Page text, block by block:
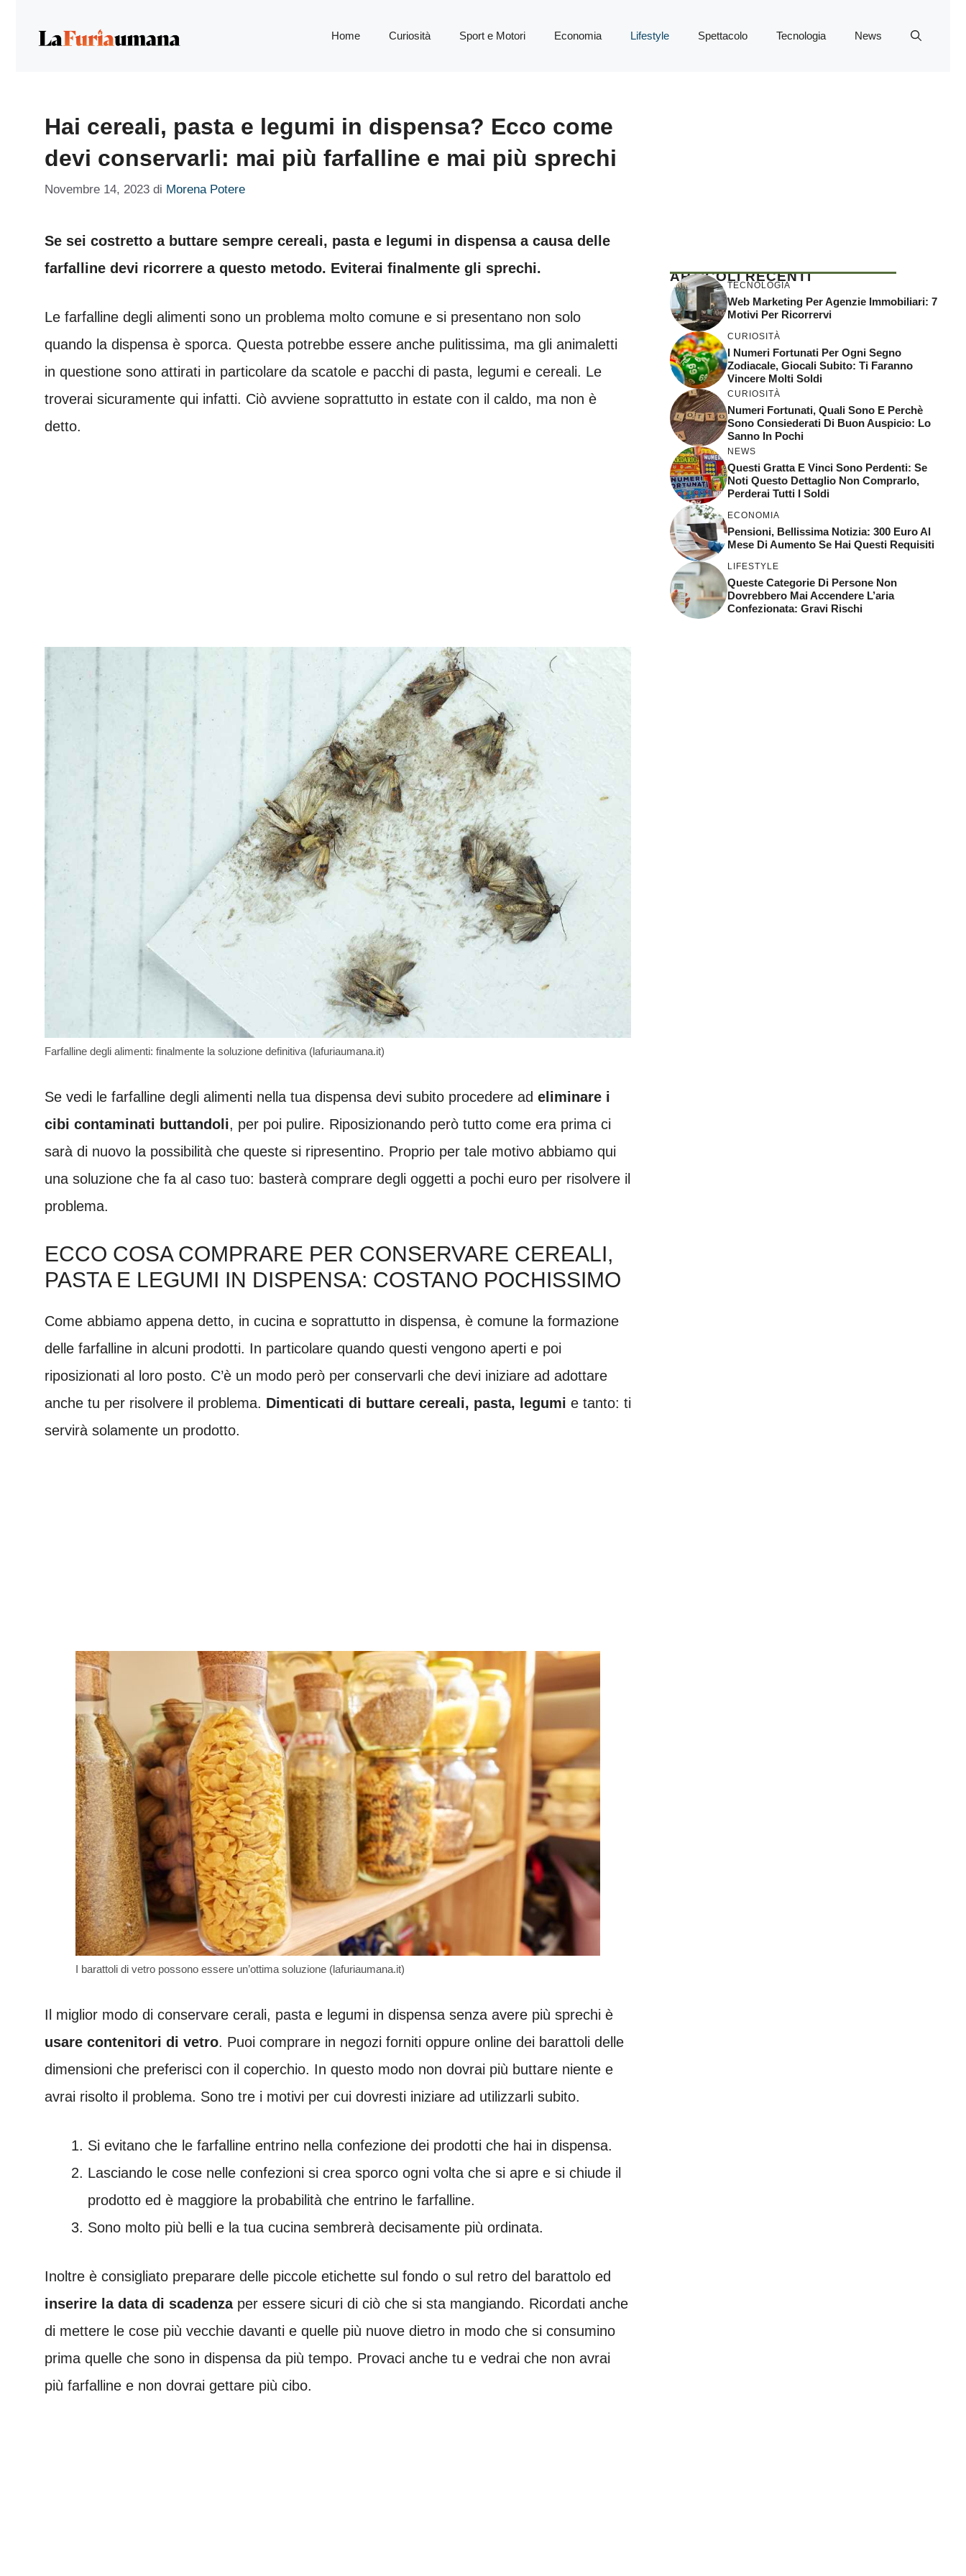
Home Curiosità Sport e Motori Economia Lifestyle Spettacolo Tecnologia News
Hai cereali, pasta e legumi in dispensa? Ecco come
devi conservarli: mai più farfalline e mai più sprechi
Novembre 14, 2023 di Morena Potere
Se sei costretto a buttare sempre cereali, pasta e legumi in dispensa a causa delle
farfalline devi ricorrere a questo metodo. Eviterai finalmente gli sprechi.
Le farfalline degli alimenti sono un problema molto comune e si presentano non solo
quando la dispensa è sporca. Questa potrebbe essere anche pulitissima, ma gli animaletti
in questione sono attirati in particolare da scatole e pacchi di pasta, legumi e cereali. Le
troverai sicuramente qui infatti. Ciò avviene soprattutto in estate con il caldo, ma non è
detto.
Farfalline degli alimenti: finalmente la soluzione definitiva (lafuriaumana.it)
Se vedi le farfalline degli alimenti nella tua dispensa devi subito procedere ad eliminare i
cibi contaminati buttandoli, per poi pulire. Riposizionando però tutto come era prima ci
sarà di nuovo la possibilità che queste si ripresentino. Proprio per tale motivo abbiamo qui
una soluzione che fa al caso tuo: basterà comprare degli oggetti a pochi euro per risolvere il
problema.
ECCO COSA COMPRARE PER CONSERVARE CEREALI,
PASTA E LEGUMI IN DISPENSA: COSTANO POCHISSIMO
Come abbiamo appena detto, in cucina e soprattutto in dispensa, è comune la formazione
delle farfalline in alcuni prodotti. In particolare quando questi vengono aperti e poi
riposizionati al loro posto. C’è un modo però per conservarli che devi iniziare ad adottare
anche tu per risolvere il problema. Dimenticati di buttare cereali, pasta, legumi e tanto: ti
servirà solamente un prodotto.
I barattoli di vetro possono essere un’ottima soluzione (lafuriaumana.it)
Il miglior modo di conservare cerali, pasta e legumi in dispensa senza avere più sprechi è
usare contenitori di vetro. Puoi comprare in negozi forniti oppure online dei barattoli delle
dimensioni che preferisci con il coperchio. In questo modo non dovrai più buttare niente e
avrai risolto il problema. Sono tre i motivi per cui dovresti iniziare ad utilizzarli subito.
Si evitano che le farfalline entrino nella confezione dei prodotti che hai in dispensa.
Lasciando le cose nelle confezioni si crea sporco ogni volta che si apre e si chiude il
prodotto ed è maggiore la probabilità che entrino le farfalline.
Sono molto più belli e la tua cucina sembrerà decisamente più ordinata.
Inoltre è consigliato preparare delle piccole etichette sul fondo o sul retro del barattolo ed
inserire la data di scadenzaper essere sicuri di ciò che si sta mangiando. Ricordati anche
di mettere le cose più vecchie davanti e quelle più nuove dietro in modo che si consumino
prima quelle che sono in dispensa da più tempo. Provaci anche tu e vedrai che non avrai
più farfalline e non dovrai gettare più cibo.
ARTICOLI RECENTI
TECNOLOGIA
Web Marketing Per Agenzie Immobiliari: 7
Motivi Per Ricorrervi
CURIOSITÀ
I Numeri Fortunati Per Ogni Segno
Zodiacale, Giocali Subito: Ti Faranno
Vincere Molti Soldi
CURIOSITÀ
Numeri Fortunati, Quali Sono E Perchè
Sono Consiederati Di Buon Auspicio: Lo
Sanno In Pochi
NEWS
Questi Gratta E Vinci Sono Perdenti: Se
Noti Questo Dettaglio Non Comprarlo,
Perderai Tutti I Soldi
ECONOMIA
Pensioni, Bellissima Notizia: 300 Euro Al
Mese Di Aumento Se Hai Questi Requisiti
LIFESTYLE
Queste Categorie Di Persone Non
Dovrebbero Mai Accendere L’aria
Confezionata: Gravi Rischi